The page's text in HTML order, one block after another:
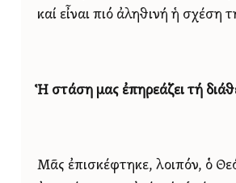
καί εἶναι πιό ἀληθινή ἡ σχέση
Ἡ στάση μας ἐπηρεάζει τή
Μᾶς ἐπισκέφτηκε, λοιπόν, ὁ